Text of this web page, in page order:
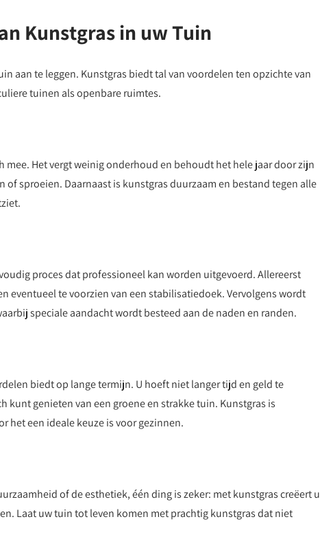
Kunstgras in uw Tuin
aan te leggen. Kunstgras biedt tal van voordelen ten opzichte van
tuinen als openbare ruimtes.
Het vergt weinig onderhoud en behoudt het hele jaar door zijn
sproeien. Daarnaast is kunstgras duurzaam en bestand tegen alle
proces dat professioneel kan worden uitgevoerd. Allereerst
eventueel te voorzien van een stabilisatiedoek. Vervolgens wordt
speciale aandacht wordt besteed aan de naden en randen.
biedt op lange termijn. U hoeft niet langer tijd en geld te
genieten van een groene en strakke tuin. Kunstgras is
een ideale keuze is voor gezinnen.
of de esthetiek, één ding is zeker: met kunstgras creëert u
Laat uw tuin tot leven komen met prachtig kunstgras dat niet